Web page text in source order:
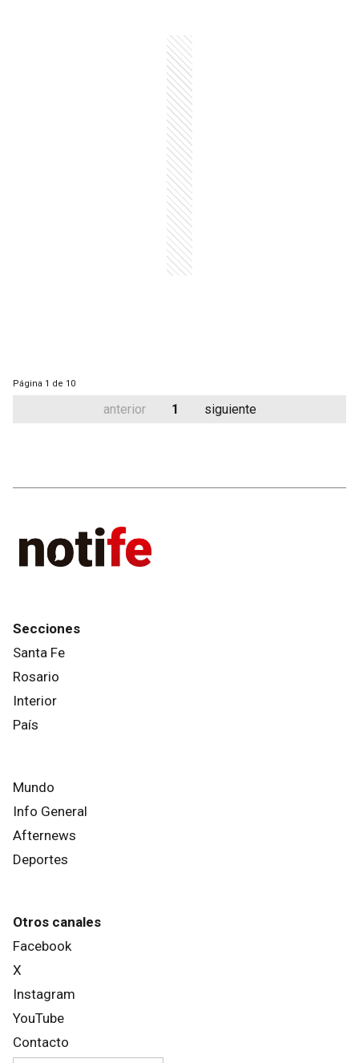
Página 1 de 10
anterior 1 siguiente
Secciones
Santa Fe
Rosario
Interior
País
Mundo
Info General
Afternews
Deportes
Otros canales
Facebook
X
Instagram
YouTube
Contacto